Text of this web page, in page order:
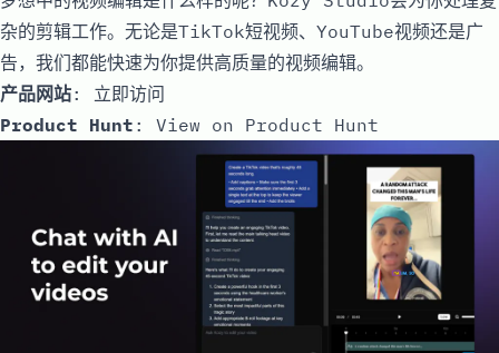
杂的剪辑工作。无论是TikTok短视频、YouTube视频还是广
告，我们都能快速为你提供高质量的视频编辑。
产品网站: 立即访问
Product Hunt : View on Product Hunt